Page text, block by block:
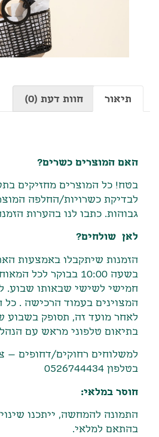
תיאור חוות דעת (0)
האם המוצרים כשרים?
בטח! כל המוצרים מחזיקים
לבדיקת כשרויות/החלפה
גבוהות. כתבו לנו בהערות
לאן שולחים?
הזמנות שיתקבלו באמצעות
בשעה
בבוקר לכל
חמישי לשישי שבאותו שבוע.
המצוינים בעמוד הרכישה . כל
לאחר מועד זה, תסופק בשבוע
בתיאום טלפוני מראש עם
למשלוחים רחוקים/דחופים –
בטלפון 0526744434
חוסר במלאי:
התמונה להמחשה, ייתכנו
בהתאם למלאי.